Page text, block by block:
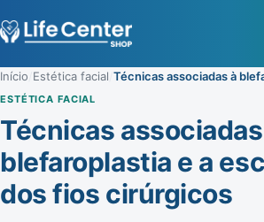
Início Estética facial
ESTÉTICA FACIAL
Técnicas
blefaroplastia e a
dos fios cirúrgicos